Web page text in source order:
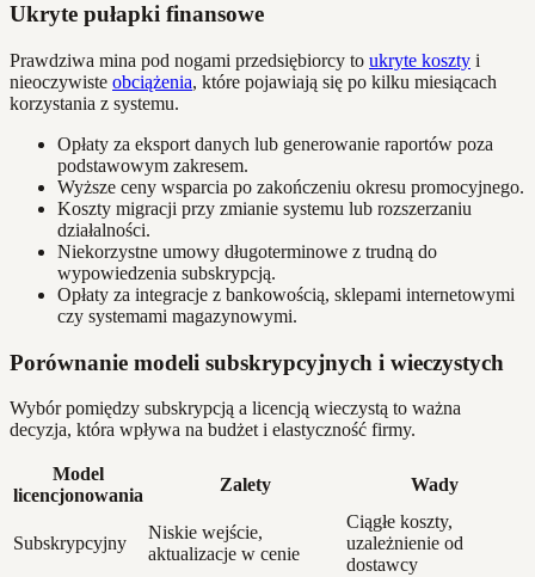
Ukryte pułapki finansowe
Prawdziwa mina pod nogami przedsiębiorcy to ukryte koszty i
nieoczywiste obciążenia, które pojawiają się po kilku miesiącach
korzystania z systemu.
Opłaty za eksport danych lub generowanie raportów poza
podstawowym zakresem.
Wyższe ceny wsparcia po zakończeniu okresu promocyjnego.
Koszty migracji przy zmianie systemu lub rozszerzaniu
działalności.
Niekorzystne umowy długoterminowe z trudną do
wypowiedzenia subskrypcją.
Opłaty za integracje z bankowością, sklepami internetowymi
czy systemami magazynowymi.
Porównanie modeli subskrypcyjnych i wieczystych
Wybór pomiędzy subskrypcją a licencją wieczystą to ważna
decyzja, która wpływa na budżet i elastyczność firmy.
Model
licencjonowania
Zalety Wady
Subskrypcyjny
Niskie wejście,
aktualizacje w cenie
Ciągłe koszty,
uzależnienie od
dostawcy